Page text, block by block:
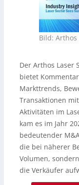
Bild: Arthos
Der Arthos Laser
bietet
Markttrends,
Transaktionen
Aktivitäten im
kam es im Jahr
bedeutender
die bei näherer
Volumen,
die Verkäufer